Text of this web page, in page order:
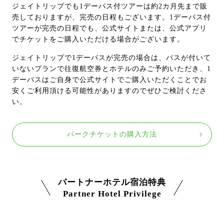
ジェイトリップでも1デーパス付ツアーは約2カ月先まで販
売しておりますが、完売の日程もございます。1デーパス付
ツアーが完売の日程でも、公式サイトまたは、公式アプリ
でチケットをご購入いただける場合がございます。
ジェイトリップで1デーパスが完売の場合は、パスが付いて
いないプランで往復航空券とホテルのみご予約いただき、1
デーパスはご自身で公式サイトでご購入いただくことでお
安くご利用頂ける可能性がありますのでぜひご検討くださ
い。
パークチケットの購入方法
パートナーホテル宿泊特典
Partner Hotel Privilege